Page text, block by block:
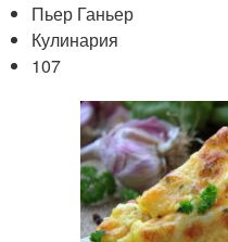
Пьер Ганьер
Кулинария
107